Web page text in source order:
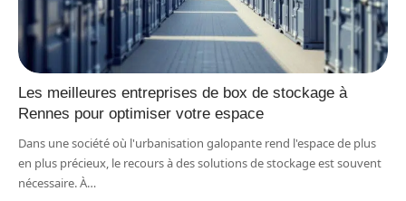
Les meilleures entreprises de box de stockage à
Rennes pour optimiser votre espace
Dans une société où l'urbanisation galopante rend l'espace de plus
en plus précieux, le recours à des solutions de stockage est souvent
nécessaire. À…